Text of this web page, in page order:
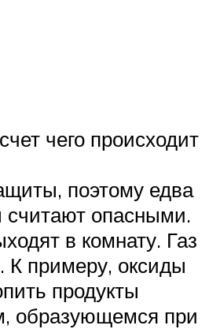
чего происходит
поэтому едва
считают опасными.
в комнату. Газ
К примеру, оксиды
продукты
образующемся при